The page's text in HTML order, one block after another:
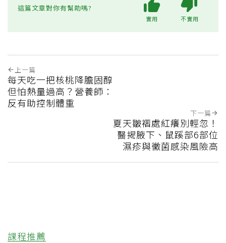
這篇文章對你有幫助嗎?
實用 不實用
上一篇
每天吃一把核桃降膽固醇
但怕熱量過高？營養師：
反有助控制體重
下一篇
夏天皺褶處紅癢別輕忽！
醫揭腋下、鼠蹊部6部位
濕疹與黴菌感染風險高
課程推薦